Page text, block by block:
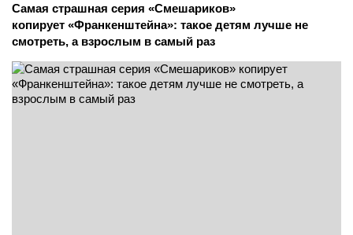
Самая страшная серия «Смешариков»
копирует «Франкенштейна»: такое детям лучше не
смотреть, а взрослым в самый раз